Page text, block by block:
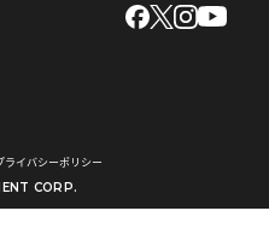
ライバシーポリシー
CORP.